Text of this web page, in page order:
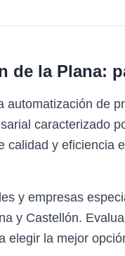
de la Plana:
automatización de
caracterizado
calidad y eficiencia
y empresas
y Castellón.
elegir la mejor